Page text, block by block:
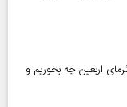
برای زائران اربعین ۱۴۰۵ | در گرمای اربعین چه بخوریم و